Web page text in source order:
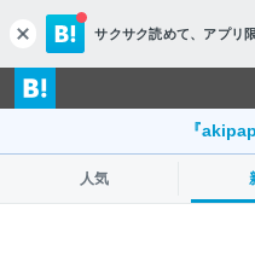
c
l
o
s
サクサク読めて、 アプリ
『
人気